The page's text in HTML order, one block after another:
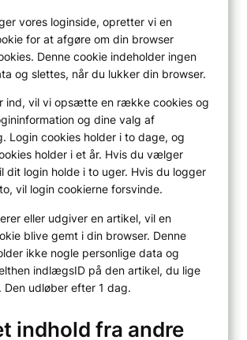
vores loginside, opretter vi en
for at afgøre om din browser
Denne cookie indeholder ingen
og slettes, når du lukker din browser.
ind, vil vi opsætte en række cookies og
og dine valg af
Login cookies holder i to dage, og
holder i et år. Hvis du vælger
dit login holde i to uger. Hvis du logger
vil login cookierne forsvinde.
eller udgiver en artikel, vil en
blive gemt i din browser. Denne
ikke nogle personlige data og
indlægsID på den artikel, du lige
Den udløber efter 1 dag.
indhold fra andre